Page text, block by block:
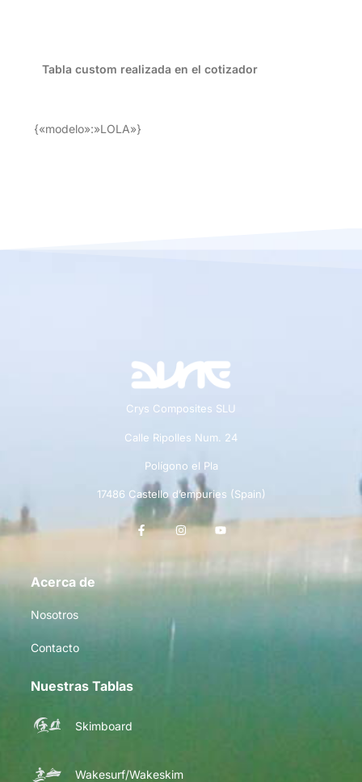
Tabla custom realizada en el cotizador
{«modelo»:»LOLA»}
Crys Composites SLU
Calle Ripolles Num. 24
Polígono el Pla
17486 Castello d’empuries (Spain)
Acerca de
Nosotros
Contacto
Nuestras Tablas
Skimboard
Wakesurf/Wakeskim